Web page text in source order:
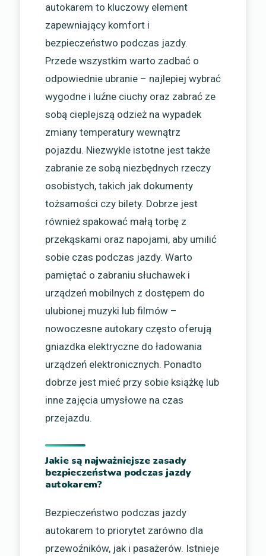
autokarem to kluczowy element
zapewniający komfort i
bezpieczeństwo podczas jazdy.
Przede wszystkim warto zadbać o
odpowiednie ubranie – najlepiej wybrać
wygodne i luźne ciuchy oraz zabrać ze
sobą cieplejszą odzież na wypadek
zmiany temperatury wewnątrz
pojazdu. Niezwykle istotne jest także
zabranie ze sobą niezbędnych rzeczy
osobistych, takich jak dokumenty
tożsamości czy bilety. Dobrze jest
również spakować małą torbę z
przekąskami oraz napojami, aby umilić
sobie czas podczas jazdy. Warto
pamiętać o zabraniu słuchawek i
urządzeń mobilnych z dostępem do
ulubionej muzyki lub filmów –
nowoczesne autokary często oferują
gniazdka elektryczne do ładowania
urządzeń elektronicznych. Ponadto
dobrze jest mieć przy sobie książkę lub
inne zajęcia umysłowe na czas
przejazdu.
Jakie są najważniejsze zasady
bezpieczeństwa podczas jazdy
autokarem?
Bezpieczeństwo podczas jazdy
autokarem to priorytet zarówno dla
przewoźników, jak i pasażerów. Istnieje